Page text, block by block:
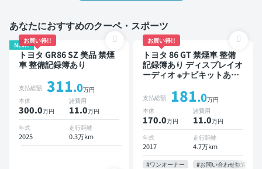
あなたにおすすめのクーペ・スポーツ
NEW!
お買い得!!
トヨタ GR86 SZ 美品 禁煙
車 整備記録簿あり
支払総額 311.0万円
本体
300.0万円
諸費用
11.0万円
年式
2025
走行距離
0.3万km
お買い得!!
トヨタ 86 GT 禁煙車 整備
記録簿あり ディスプレイオ
ーディオ ※ナビキットあり
トキー ETC バックモニタ
ー
支払総額 181.0万円
本体
170.0万円
諸費用
11.0万円
年式
2017
走行距離
4.7万km
#ワンオーナー
#お問い合わせ歓迎